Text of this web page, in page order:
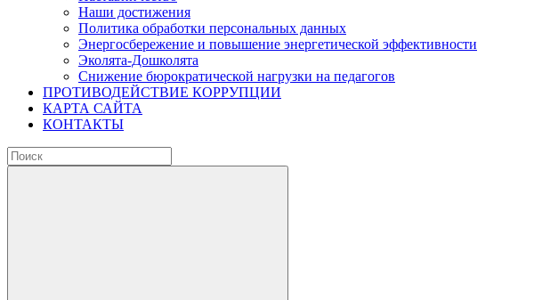
Наши достижения
Политика обработки персональных данных
Энергосбережение и повышение энергетической эффективности
Эколята-Дошколята
Снижение бюрократической нагрузки на педагогов
ПРОТИВОДЕЙСТВИЕ КОРРУПЦИИ
КАРТА САЙТА
КОНТАКТЫ